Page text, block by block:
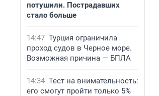
потушили. Пострадавших
стало больше
14:47 Турция ограничила
проход судов в Черное море.
Возможная причина — БПЛА
14:34 Тест на внимательность:
его смогут пройти только 5%